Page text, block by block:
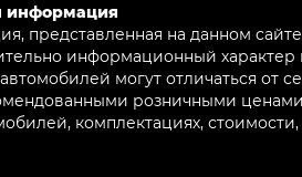
информация
представленная на данном
информационный
могут отличаться от
розничными
комплектациях,